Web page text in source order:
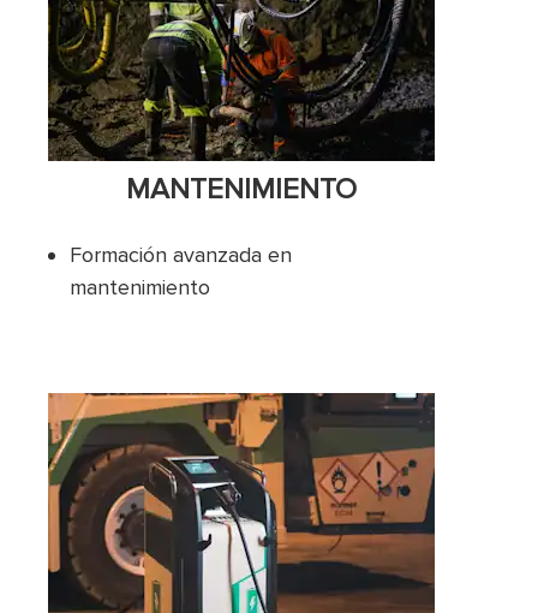
MANTENIMIENTO
Formación avanzada en
mantenimiento